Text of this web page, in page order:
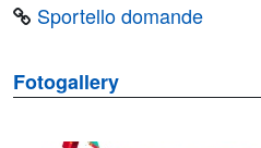
Sportello domande
Fotogallery